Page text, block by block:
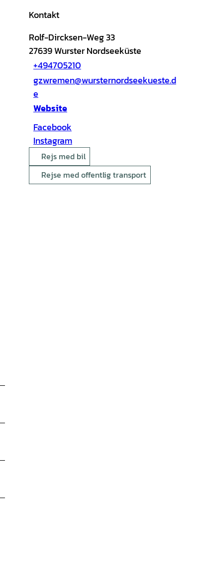
Kontakt
Rolf-Dircksen-Weg 33
27639Wurster Nordseeküste
+494705210
gzwremen@wursternordseekueste.d
e
Website
Facebook
Instagram
Rejs med bil
Rejse med offentlig transport